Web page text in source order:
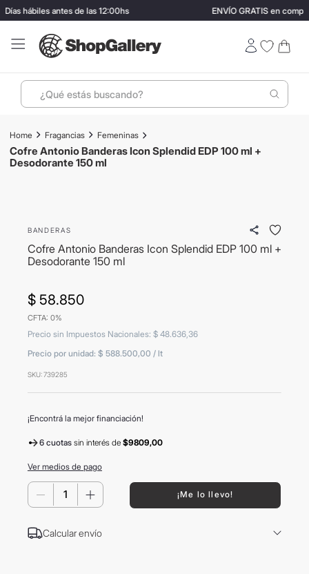
hábiles antes de las 12:00hs ENVÍO GRATIS en
¿Qué estás buscando?
Fragancias Femeninas
Cofre Antonio Banderas Icon Splendid EDP 100 ml +
Desodorante 150 ml
BANDERAS
Cofre Antonio Banderas Icon Splendid EDP 100 ml +
Desodorante 150 ml
$ 58.850
CFTA: 0%
Precio sin Impuestos Nacionales: $ 48.636, 36
Precio por unidad: $ 588.500,00 / lt
SKU:739285
¡Encontrá la mejor financiación!
6 cuotas sin interésde $9809,00
Ver medios de pago
＋
－ ¡Me lo llevo!
Calcular envío
1. perfumes
5. bressia
7. carolina herrera
8 .
hugo boss